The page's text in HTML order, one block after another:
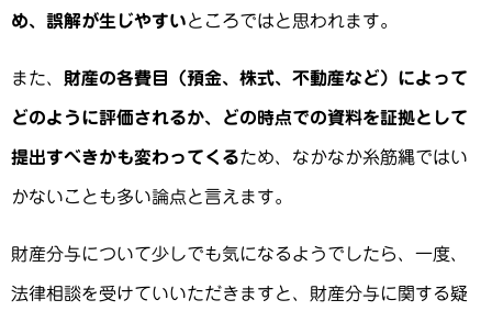
め、誤解が生じやすいところではと思われます。
また、 財産の各費目（預金、株式、不動産など）によって
どのように評価されるか、どの時点での資料を証拠として
提出すべきかも変わってくるため、なかなか糸筋縄ではい
かないことも多い論点と言えます。
財産分与について少しでも気になるようでしたら、一度、
法律相談を受けていいただきますと、財産分与に関する疑